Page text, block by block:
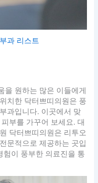
과 리스트
을 원하는 많은 이들에게
치한 닥터쁘띠의원은 풍
과입니다. 이곳에서 맞
부를 가꾸어 보세요. 대
닥터쁘띠의원은 리투오
문적으로 제공하는 곳입
험이 풍부한 의료진을 통